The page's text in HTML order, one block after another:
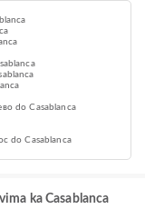
do Casablanca
do Casablanca
ka Casablanca